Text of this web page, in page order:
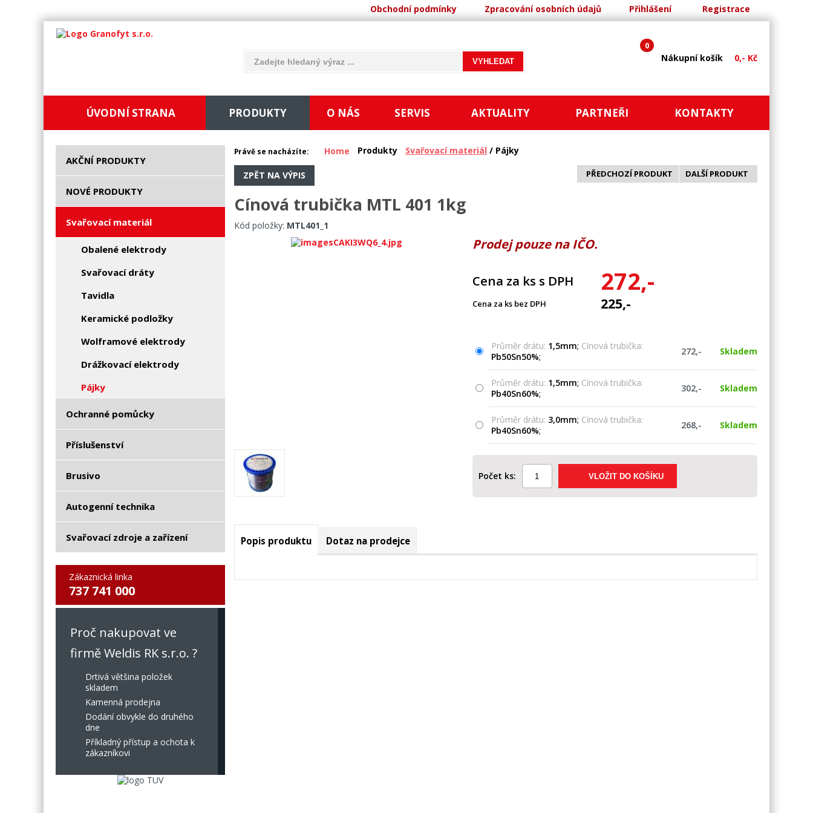
Obchodní podmínky Zpracování osobních údajů Přihlášení Registrace
Nákupní košík 0,- Kč
0
ÚVODNÍ STRANA PRODUKTY O NÁS SERVIS AKTUALITY PARTNEŘI KONTAKTY
AKČNÍ PRODUKTY
NOVÉ PRODUKTY
Svařovací materiál
Obalené elektrody
Svařovací dráty
Tavidla
Keramické podložky
Wolframové elektrody
Drážkovací elektrody
Pájky
Ochranné pomůcky
Příslušenství
Brusivo
Autogenní technika
Svařovací zdroje a zařízení
Zákaznická linka
737 741 000
Proč nakupovat ve
firmě Weldis RK s.r.o. ?
Drtivá většina položek
skladem
Kamenná prodejna
Dodání obvykle do druhého
dne
Příkladný přístup a ochota k
zákazníkovi
Právě se nacházíte: Home Produkty Svařovací materiál / Pájky
ZPĚT NA VÝPIS DALŠÍ PRODUKT
PŘEDCHOZÍ PRODUKT
Cínová trubička MTL 401 1kg
Kód položky: MTL401_1
Prodej pouze na IČO.
Cena za ks s DPH 272,-
Cena za ks bez DPH 225,-
Průměr drátu: 1,5mm; Cínová trubička:
Pb50Sn50%; 272,- Skladem
Průměr drátu: 1,5mm; Cínová trubička:
Pb40Sn60%; 302,- Skladem
Průměr drátu: 3,0mm; Cínová trubička:
Pb40Sn60%; 268,- Skladem
Počet ks:
Popis produktu Dotaz na prodejce